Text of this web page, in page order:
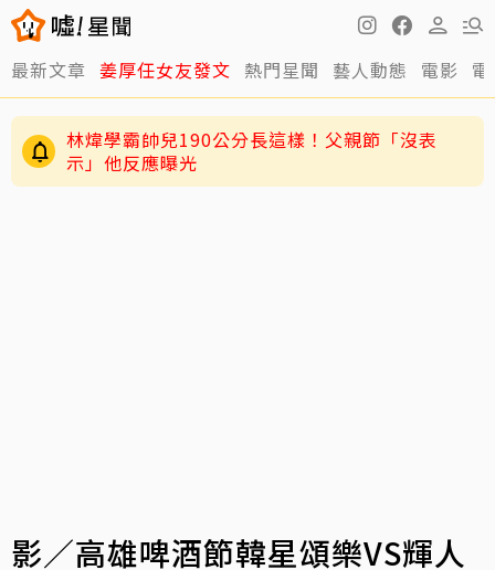
最新文章 姜厚任女友發文 熱門星聞 藝人動態 電影
林煒學霸帥兒190公分長這樣！父親節「沒表
示」他反應曝光
影／高雄啤酒節韓星頌樂VS輝人